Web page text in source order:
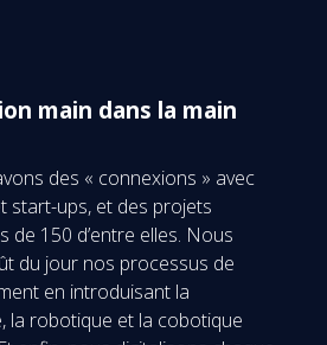
main dans la main
des « connexions » avec
start-ups, et des projets
de 150 d’entre elles. Nous
du jour nos processus de
en introduisant la
la robotique et la cobotique